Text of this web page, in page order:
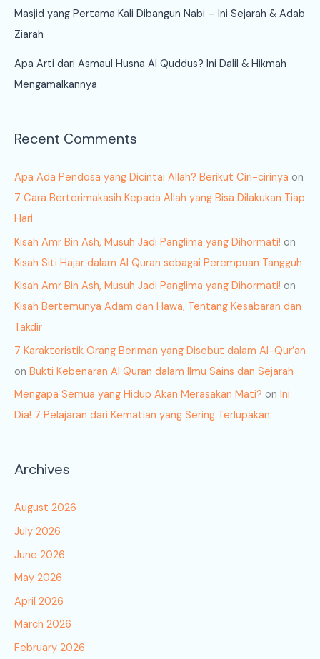
Masjid yang Pertama Kali Dibangun Nabi – Ini Sejarah & Adab
Ziarah
Apa Arti dari Asmaul Husna Al Quddus? Ini Dalil & Hikmah
Mengamalkannya
Recent Comments
Apa Ada Pendosa yang Dicintai Allah? Berikut Ciri-cirinya on
7 Cara Berterimakasih Kepada Allah yang Bisa Dilakukan Tiap
Hari
Kisah Amr Bin Ash, Musuh Jadi Panglima yang Dihormati! on
Kisah Siti Hajar dalam Al Quran sebagai Perempuan Tangguh
Kisah Amr Bin Ash, Musuh Jadi Panglima yang Dihormati! on
Kisah Bertemunya Adam dan Hawa, Tentang Kesabaran dan
Takdir
7 Karakteristik Orang Beriman yang Disebut dalam Al-Qur’an
on Bukti Kebenaran Al Quran dalam Ilmu Sains dan Sejarah
Mengapa Semua yang Hidup Akan Merasakan Mati? on Ini
Dia! 7 Pelajaran dari Kematian yang Sering Terlupakan
Archives
August 2026
July 2026
June 2026
May 2026
April 2026
March 2026
February 2026